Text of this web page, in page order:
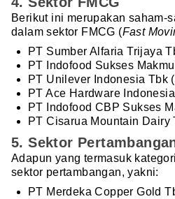
Berikut ini merupakan saham-
dalam sektor FMCG (Fast
PT Sumber Alfaria Trijaya
PT Indofood Sukses
PT Unilever Indonesia Tbk
PT Ace Hardware
PT Indofood CBP Sukses
PT Cisarua Mountain Dairy
5. Sektor
Adapun yang termasuk
sektor pertambangan, yakni:
PT Merdeka Copper Gold